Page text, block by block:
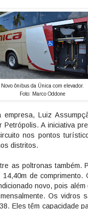
Novo ônibus da Única com elevador.
Foto: Marco Oddone
Luiz
A iniciativa
nos pontos
distritos.
as poltronas também.
de comprimento.
novo, pois além
Os vidros
Eles têm capacidade